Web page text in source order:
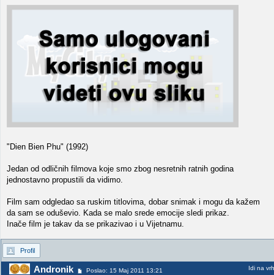
"Dien Bien Phu" (1992)
Jedan od odličnih filmova koje smo zbog nesretnih ratnih godina
jednostavno propustili da vidimo.
Film sam odgledao sa ruskim titlovima, dobar snimak i mogu da kažem
da sam se oduševio. Kada se malo srede emocije sledi prikaz.
Inače film je takav da se prikazivao i u Vijetnamu.
Profil
Andronik Poslao: 15 Maj 2011 13:21 Idi na vrh